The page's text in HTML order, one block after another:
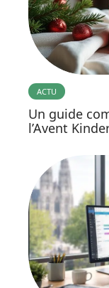
ACTU
Un guide
l’Avent